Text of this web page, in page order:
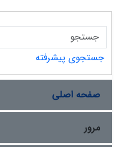
جستجوی پیشرفته
صفحه اصلی
مرور